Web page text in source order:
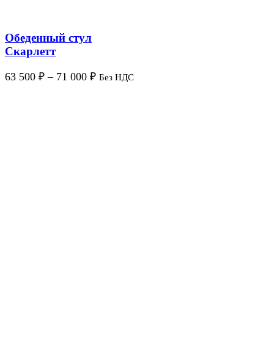
Обеденный стул
Скарлетт
63 500 ₽ – 71 000 ₽ Без НДС